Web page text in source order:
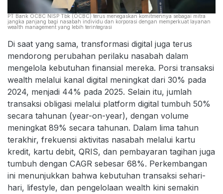
PT Bank OCBC NISP Tbk (OCBC) terus menegaskan komitmennya sebagai mitra
jangka panjang bagi nasabah individu dan korporasi dengan memperkuat layanan
wealth management yang lebih terintegrasi
Di saat yang sama, transformasi digital juga terus
mendorong perubahan perilaku nasabah dalam
mengelola kebutuhan finansial mereka. Porsi transaksi
wealth melalui kanal digital meningkat dari 30% pada
2024, menjadi 44% pada 2025. Selain itu, jumlah
transaksi obligasi melalui platform digital tumbuh 50%
secara tahunan (year-on-year), dengan volume
meningkat 89% secara tahunan. Dalam lima tahun
terakhir, frekuensi aktivitas nasabah melalui kartu
kredit, kartu debit, QRIS, dan pembayaran tagihan juga
tumbuh dengan CAGR sebesar 68%. Perkembangan
ini menunjukkan bahwa kebutuhan transaksi sehari-
hari, lifestyle, dan pengelolaan wealth kini semakin